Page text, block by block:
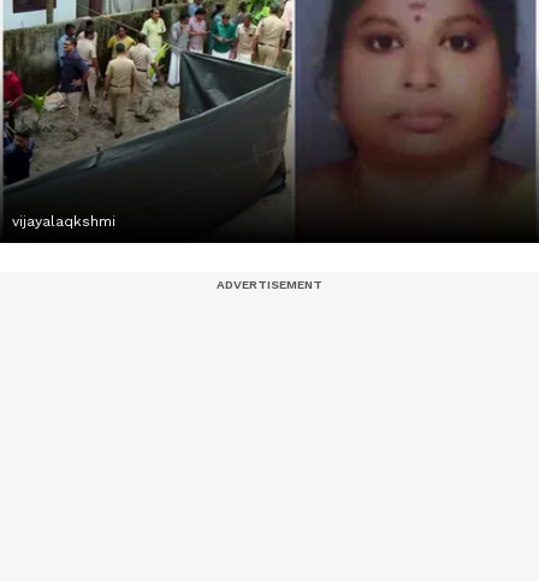
vijayalaqkshmi